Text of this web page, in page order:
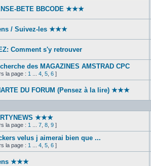
BETE BBCODE ★★★
/ Suivez-les ★★★
Comment s'y retrouver‎
des MAGAZINES AMSTRAD CPC
la page : 1 4 5 6 ]
DU FORUM (Pensez à la lire) ★★★
★★★
la page : 1 7 8 9 ]
velus j aimerai bien que ...
la page : 1 4 5 6 ]
★★★